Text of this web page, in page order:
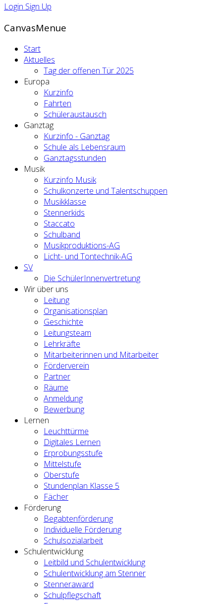
Login Sign Up
CanvasMenue
Start
Aktuelles
Tag der offenen Tür 2025
Europa
Kurzinfo
Fahrten
Schüleraustausch
Ganztag
Kurzinfo - Ganztag
Schule als Lebensraum
Ganztagsstunden
Musik
Kurzinfo Musik
Schulkonzerte und Talentschuppen
Musikklasse
Stennerkids
Staccato
Schulband
Musikproduktions-AG
Licht- und Tontechnik-AG
SV
Die SchülerInnenvertretung
Wir über uns
Leitung
Organisationsplan
Geschichte
Leitungsteam
Lehrkräfte
Mitarbeiterinnen und Mitarbeiter
Förderverein
Partner
Räume
Anmeldung
Bewerbung
Lernen
Leuchttürme
Digitales Lernen
Erprobungsstufe
Mittelstufe
Oberstufe
Stundenplan Klasse 5
Fächer
Förderung
Begabtenförderung
Individuelle Förderung
Schulsozialarbeit
Schulentwicklung
Leitbild und Schulentwicklung
Schulentwicklung am Stenner
Stenneraward
Schulpflegschaft